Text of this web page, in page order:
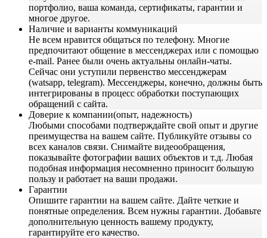
портфолио, ваша команда, сертификаты, гарантии и
многое другое.
Наличие и варианты коммуникаций
Не всем нравится общаться по телефону. Многие
предпочитают общение в мессенджерах или с помощью
e-mail. Ранее были очень актуальны онлайн-чаты.
Сейчас они уступили первенство мессенджерам
(watsapp, telegram). Мессенджеры, конечно, должны быть
интегрированы в процесс обработки поступающих
обращений с сайта.
Доверие к компании(опыт, надежность)
Любыми способами подтверждайте свой опыт и другие
преимущества на вашем сайте. Публикуйте отзывы со
всех каналов связи. Снимайте видеообращения,
показывайте фотографии ваших объектов и т.д. Любая
подобная информация несомненно приносит большую
пользу и работает на ваши продажи.
Гарантии
Опишите гарантии на вашем сайте. Дайте четкие и
понятные определения. Всем нужны гарантии. Добавьте
дополнительную ценность вашему продукту,
гарантируйте его качество.